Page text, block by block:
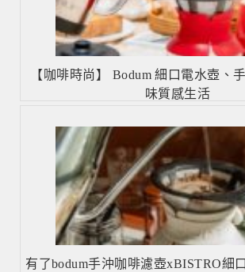
【咖啡時尚】 Bodum 細口電水壺、
味質感生活
有了bodum手沖咖啡濾壺xBISTRO細